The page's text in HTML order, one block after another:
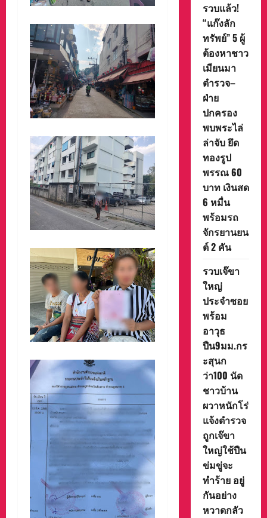
รวบแล้ว!
“แก๊งลัก
ทรัพย์” 5 ผู้
ต้องหาชาว
เมียนมา
ตำรวจ–
ฝ่าย
ปกครอง
พบพระไล่
ล่าจับ ยึด
ทองรูป
พรรณ 60
บาท เงินสด
6 หมื่น
พร้อมรถ
จักรยานยน
ต์ 2 คัน
รวบเจ๊ขา
ใหญ่
ประจำซอย
พร้อม
อาวุธ
ปืน9มม.กร
ะสุนก
ว่า100 นัด
ชาวบ้าน
ผวาหนักโร่
แจ้งตำรวจ
ถูกเจ๊ขา
ใหญ่ใช้ปืน
ข่มขู่จะ
ทำร้าย อยู่
กันอย่าง
หวาดกลัว